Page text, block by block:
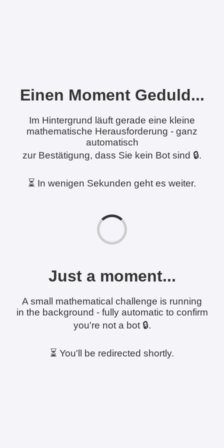
Einen Moment Geduld...
Im Hintergrund läuft gerade eine kleine
mathematische Herausforderung - ganz
automatisch
zur Bestätigung, dass Sie kein Bot sind 🔒.
⏳ In wenigen Sekunden geht es weiter.
Just a moment...
A small mathematical challenge is running
in the background - fully automatic to confirm
you're not a bot 🔒.
⏳ You'll be redirected shortly.